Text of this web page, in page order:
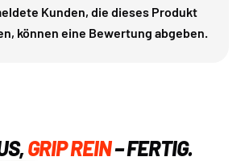
Kunden, die dieses Produkt
können eine Bewertung abgeben.
GRIP REIN– FERTIG.